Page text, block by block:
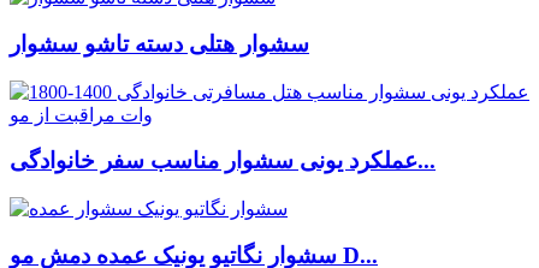
سشوار هتلی دسته تاشو سشوار
عملکرد یونی سشوار مناسب سفر خانوادگی...
سشوار نگاتیو یونیک عمده دمش مو D...